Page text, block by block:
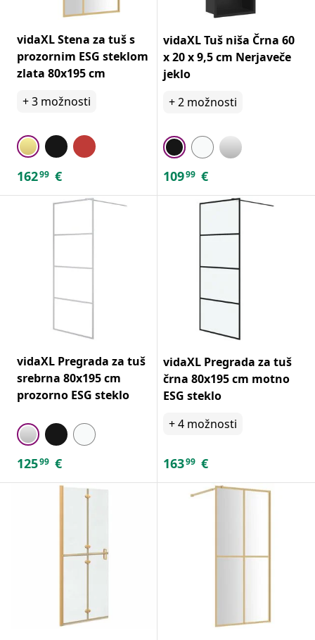
vidaXL Stena za tuš s
prozornim ESG steklom
zlata 80x195 cm
+3 možnosti
16299 €
vidaXL Tuš niša Črna 60
x 20 x 9,5 cm Nerjaveče
jeklo
+2 možnosti
10999 €
vidaXL Pregrada za tuš
srebrna 80x195 cm
prozorno ESG steklo
12599 €
vidaXL Pregrada za tuš
črna 80x195 cm motno
ESG steklo
+4 možnosti
16399 €